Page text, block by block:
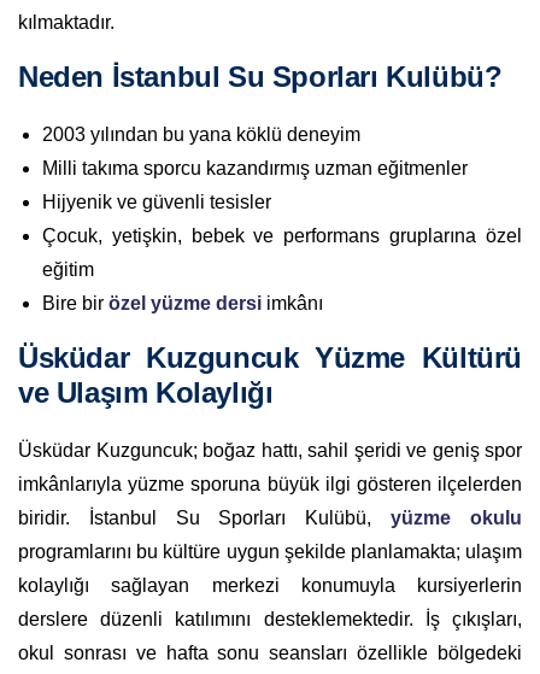
kılmaktadır.
Neden İstanbul Su Sporları Kulübü?
2003 yılından bu yana köklü deneyim
Milli takıma sporcu kazandırmış uzman eğitmenler
Hijyenik ve güvenli tesisler
Çocuk, yetişkin, bebek ve performans gruplarına özel
eğitim
Bire bir özel yüzme dersi imkânı
Üsküdar Kuzguncuk Yüzme Kültürü
ve Ulaşım Kolaylığı
Üsküdar Kuzguncuk; boğaz hattı, sahil şeridi ve geniş spor
imkânlarıyla yüzme sporuna büyük ilgi gösteren ilçelerden
biridir. İstanbul Su Sporları Kulübü,yüzme okulu
programlarını bu kültüre uygun şekilde planlamakta; ulaşım
kolaylığı sağlayan merkezi konumuyla kursiyerlerin
derslere düzenli katılımını desteklemektedir. İş çıkışları,
okul sonrası ve hafta sonu seansları özellikle bölgedeki